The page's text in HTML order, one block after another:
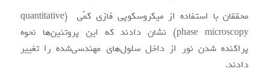
محققان با استفاده از میکروسکوپی فازی کمّی (quantitative
phase microscopy) نشان دادند که این پروتئین‌ها نحوه
پراکنده شدن نور از داخل سلول‌های مهندسی‌شده را تغییر
دادند.